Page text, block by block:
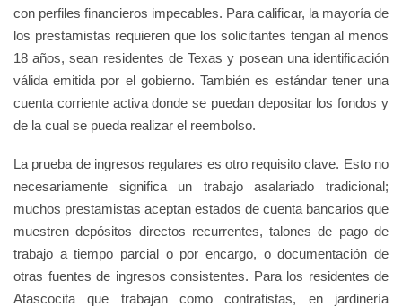
con perfiles financieros impecables. Para calificar, la mayoría de
los prestamistas requieren que los solicitantes tengan al menos
18 años, sean residentes de Texas y posean una identificación
válida emitida por el gobierno. También es estándar tener una
cuenta corriente activa donde se puedan depositar los fondos y
de la cual se pueda realizar el reembolso.
La prueba de ingresos regulares es otro requisito clave. Esto no
necesariamente significa un trabajo asalariado tradicional;
muchos prestamistas aceptan estados de cuenta bancarios que
muestren depósitos directos recurrentes, talones de pago de
trabajo a tiempo parcial o por encargo, o documentación de
otras fuentes de ingresos consistentes. Para los residentes de
Atascocita que trabajan como contratistas, en jardinería